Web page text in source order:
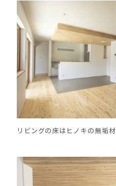
リビングの床はヒノキの無垢材